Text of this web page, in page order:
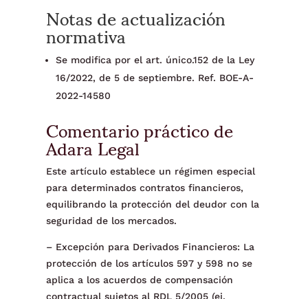
Notas de actualización
normativa
Se modifica por el art. único.152 de la Ley
16/2022, de 5 de septiembre. Ref. BOE-A-
2022-14580
Comentario práctico de
Adara Legal
Este artículo establece un régimen especial
para determinados contratos financieros,
equilibrando la protección del deudor con la
seguridad de los mercados.
– Excepción para Derivados Financieros: La
protección de los artículos 597 y 598 no se
aplica a los acuerdos de compensación
contractual sujetos al RDL 5/2005 (ej.